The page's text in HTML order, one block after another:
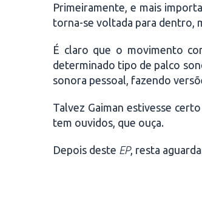
Primeiramente, e mais
torna-se voltada para dentro,
É claro que o movimento
determinado tipo de palco
sonora pessoal, fazendo
Talvez Gaiman estivesse
tem ouvidos, que ouça.
Depois deste EP, resta